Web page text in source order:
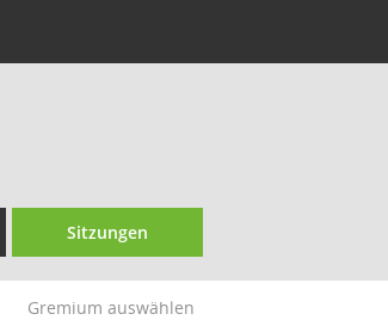
Sitzungen
Gremium auswählen